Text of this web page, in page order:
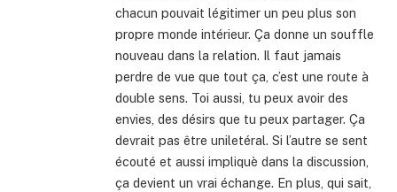
chacun pouvait légitimer un peu plus son
propre monde intérieur. Ça donne un souffle
nouveau dans la relation. Il faut jamais
perdre de vue que tout ça, c’est une route à
double sens. Toi aussi, tu peux avoir des
envies, des désirs que tu peux partager. Ça
devrait pas être uniletéral. Si l’autre se sent
écouté et aussi impliquè dans la discussion,
ça devient un vrai échange. En plus, qui sait,